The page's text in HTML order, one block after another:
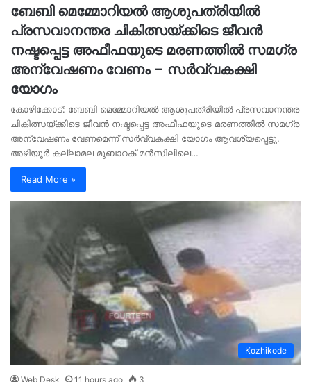
ബേബി മെമ്മോറിയൽ ആശുപത്രിയിൽ
പ്രസവാനന്തര ചികിത്സയ്ക്കിടെ ജീവൻ
നഷ്ടപ്പെട്ട അഫീഫയുടെ മരണത്തിൽ സമഗ്ര
അന്വേഷണം വേണം – സർവ്വകക്ഷി
യോഗം
കോഴിക്കോട്: ബേബി മെമ്മോറിയൽ ആശുപത്രിയിൽ പ്രസവാനന്തര
ചികിത്സയ്ക്കിടെ ജീവൻ നഷ്ടപ്പെട്ട അഫീഫയുടെ മരണത്തിൽ സമഗ്ര
അന്വേഷണം വേണമെന്ന് സർവ്വകക്ഷി യോഗം ആവശ്യപ്പെട്ടു.
അഴിയൂർ കല്ലാമല മുബാറക് മൻസിലിലെ…
Read More »
Kozhikode
Web Desk 11 hours ago 3